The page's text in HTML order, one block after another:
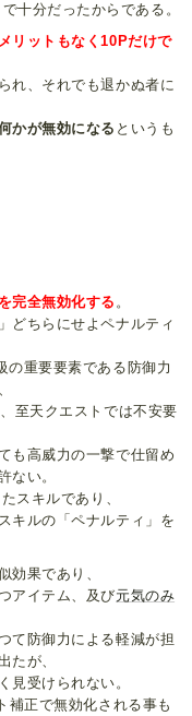
十分だったからである。
リットもなく10Pだけで
れ、それでも退かぬ者に
かが無効になる というも
完全無効化する 。
どちらにせよペナルティ
の重要要素である防御力
至天クエストでは不安要
も高威力の一撃で仕留め
ない。
スキルであり、
キルの「ペナルティ」を
効果であり、
アイテム、及び元気のみ
て防御力による軽減が担
たが、
見受けられない。
補正で無効化される事も